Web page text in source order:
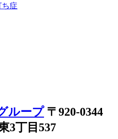
症
〒920-0344
3丁目537